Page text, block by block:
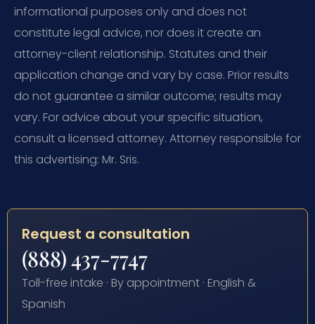
informational purposes only and does not
constitute legal advice, nor does it create an
attorney-client relationship. Statutes and their
application change and vary by case. Prior results
do not guarantee a similar outcome; results may
vary. For advice about your specific situation,
consult a licensed attorney. Attorney responsible for
this advertising: Mr. Sris.
Request a consultation
(888) 437-7747
Toll-free intake · By appointment · English &
Spanish